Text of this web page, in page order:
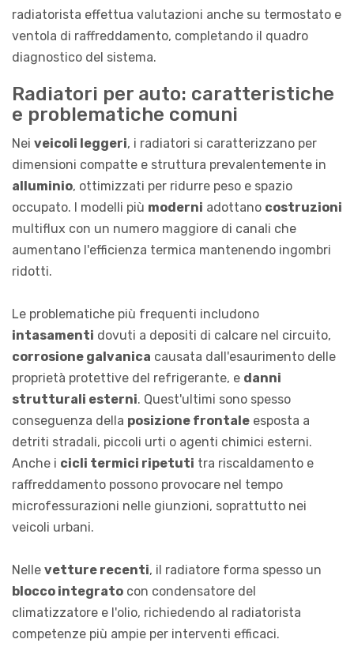
radiatorista effettua valutazioni anche su termostato e
ventola di raffreddamento, completando il quadro
diagnostico del sistema.
Radiatori per auto: caratteristiche
e problematiche comuni
Nei veicoli leggeri, i radiatori si caratterizzano per
dimensioni compatte e struttura prevalentemente in
alluminio, ottimizzati per ridurre peso e spazio
occupato. I modelli più moderni adottano costruzioni
multiflux con un numero maggiore di canali che
aumentano l'efficienza termica mantenendo ingombri
ridotti.
Le problematiche più frequenti includono
intasamenti dovuti a depositi di calcare nel circuito,
corrosione galvanica causata dall'esaurimento delle
proprietà protettive del refrigerante, e danni
strutturali esterni. Quest'ultimi sono spesso
conseguenza della posizione frontale esposta a
detriti stradali, piccoli urti o agenti chimici esterni.
Anche i cicli termici ripetuti tra riscaldamento e
raffreddamento possono provocare nel tempo
microfessurazioni nelle giunzioni, soprattutto nei
veicoli urbani.
Nelle vetture recenti, il radiatore forma spesso un
blocco integrato con condensatore del
climatizzatore e l'olio, richiedendo al radiatorista
competenze più ampie per interventi efficaci.